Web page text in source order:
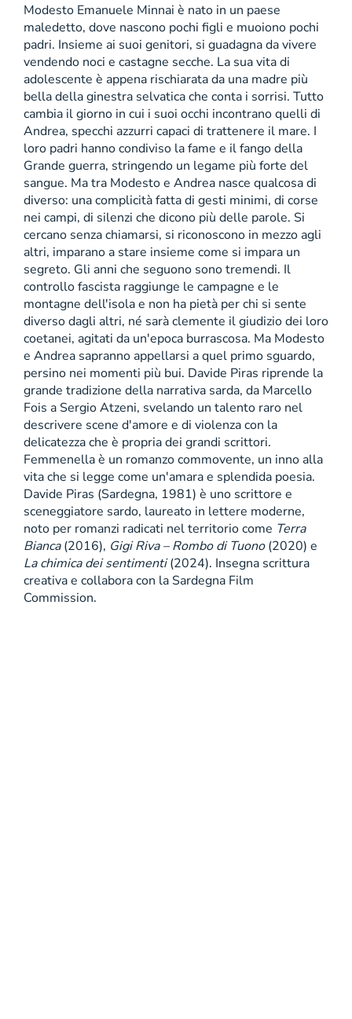
Modesto Emanuele Minnai è nato in un paese
maledetto, dove nascono pochi figli e muoiono pochi
padri. Insieme ai suoi genitori, si guadagna da vivere
vendendo noci e castagne secche. La sua vita di
adolescente è appena rischiarata da una madre più
bella della ginestra selvatica che conta i sorrisi. Tutto
cambia il giorno in cui i suoi occhi incontrano quelli di
Andrea, specchi azzurri capaci di trattenere il mare. I
loro padri hanno condiviso la fame e il fango della
Grande guerra, stringendo un legame più forte del
sangue. Ma tra Modesto e Andrea nasce qualcosa di
diverso: una complicità fatta di gesti minimi, di corse
nei campi, di silenzi che dicono più delle parole. Si
cercano senza chiamarsi, si riconoscono in mezzo agli
altri, imparano a stare insieme come si impara un
segreto. Gli anni che seguono sono tremendi. Il
controllo fascista raggiunge le campagne e le
montagne dell'isola e non ha pietà per chi si sente
diverso dagli altri, né sarà clemente il giudizio dei loro
coetanei, agitati da un'epoca burrascosa. Ma Modesto
e Andrea sapranno appellarsi a quel primo sguardo,
persino nei momenti più bui. Davide Piras riprende la
grande tradizione della narrativa sarda, da Marcello
Fois a Sergio Atzeni, svelando un talento raro nel
descrivere scene d'amore e di violenza con la
delicatezza che è propria dei grandi scrittori.
Femmenella è un romanzo commovente, un inno alla
vita che si legge come un'amara e splendida poesia.
Davide Piras (Sardegna, 1981) è uno scrittore e
sceneggiatore sardo, laureato in lettere moderne,
noto per romanzi radicati nel territorio come Terra
Bianca(2016), Gigi Riva – Rombo di Tuono(2020) e
La chimica dei sentimenti(2024). Insegna scrittura
creativa e collabora con la Sardegna Film
Commission.